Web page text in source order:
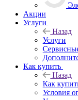
Акции
Услуги
Назад
Услуги
Как купить
Назад
Как
Условия